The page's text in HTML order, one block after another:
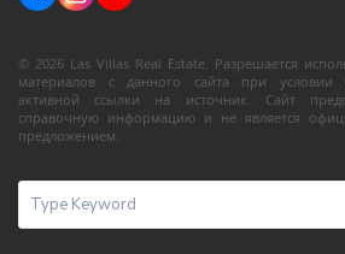
© 2026 Las Villas Real Estate. Разрешается
материалов с данного сайта при условии
активной ссылки на источник. Сайт
справочную информацию и не является
предложением.